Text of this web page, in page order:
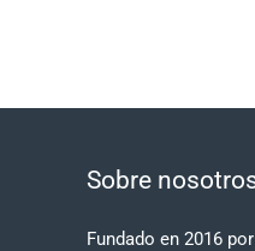
Sobre
Fundado en 2016